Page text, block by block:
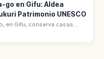
go en Gifu: Aldea
Patrimonio UNESCO
en Gifu, conserva casas
con tejados de paja.